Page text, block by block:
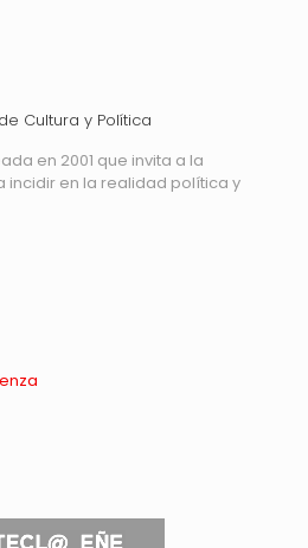
Cultura y Política
en 2001 que invita a la
incidir en la realidad política y